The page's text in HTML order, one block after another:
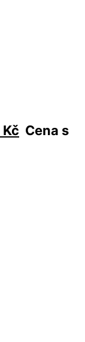
Kč Cena s